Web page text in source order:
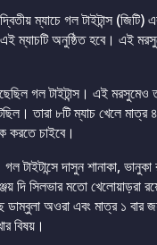
ম্যাচে গল টাইটান্স
ম্যাচটি অনুষ্ঠিত হবে। এই
গল টাইটান্স। এই
তারা ৮টি ম্যাচ খেলে মাত্র
করতে চাইবে।
দাসুন শানাকা,
দি সিলভার মতো খেলোয়াড়রা
ডাম্বুলা অওরা এবং মাত্র ১
বিষয়।